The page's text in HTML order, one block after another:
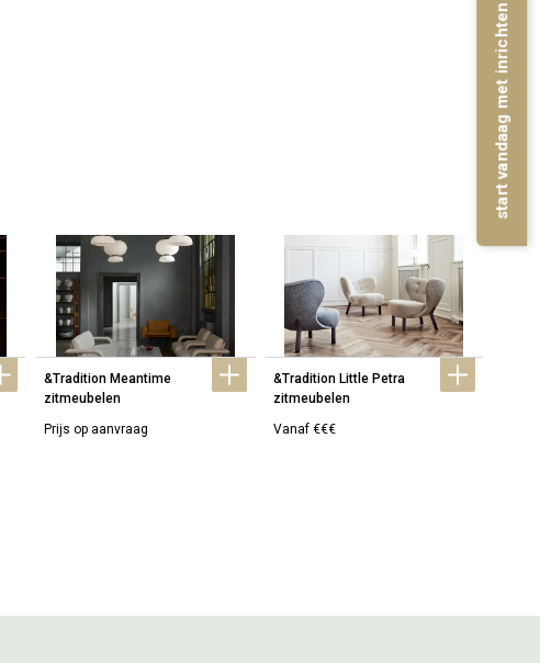
&Tradition Meantime
zitmeubelen
Prijs op aanvraag
&Tradition Little Petra
zitmeubelen
Vanaf €€€
start vandaag met inrichten